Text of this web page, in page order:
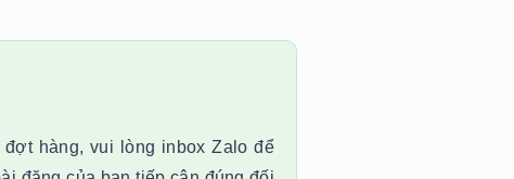
hàng, vui lòng inbox Zalo để